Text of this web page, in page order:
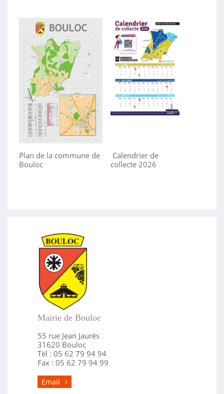
Plan de la commune de
Bouloc
Calendrier de
collecte 2026
Mairie de Bouloc
55 rue Jean Jaurès
31620 Bouloc
Tél : 05 62 79 94 94
Fax : 05 62 79 94 99
Email